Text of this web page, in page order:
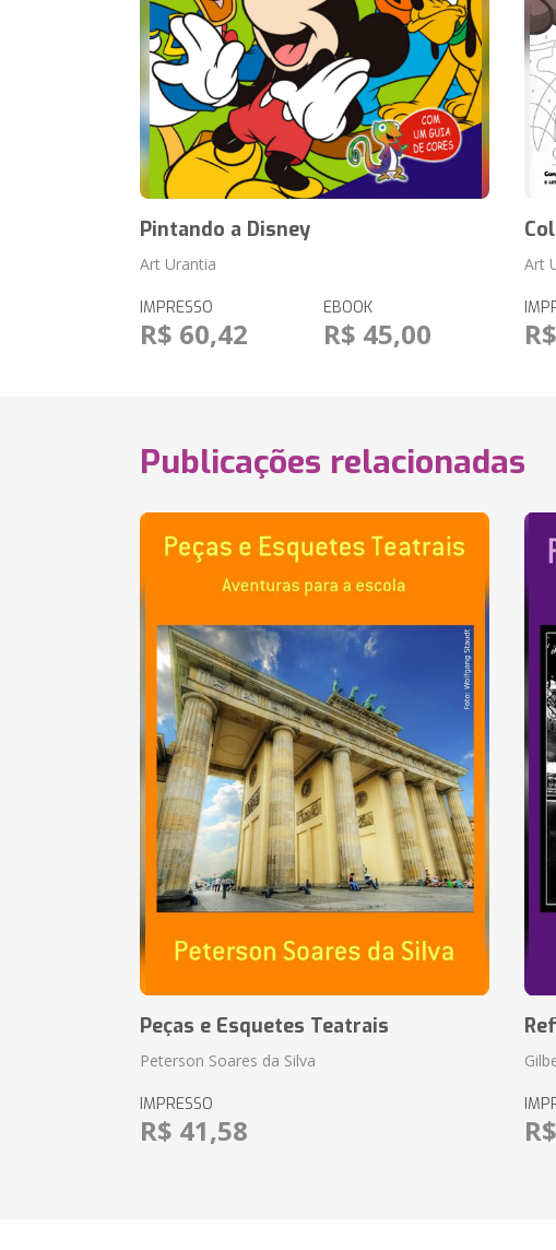
Pintando a Disney
Art Urantia
IMPRESSO
R$ 60,42
EBOOK
R$ 45,00
Art
Publicações relacionadas
Peças e Esquetes Teatrais
Peterson Soares da Silva
IMPRESSO
R$ 41,58